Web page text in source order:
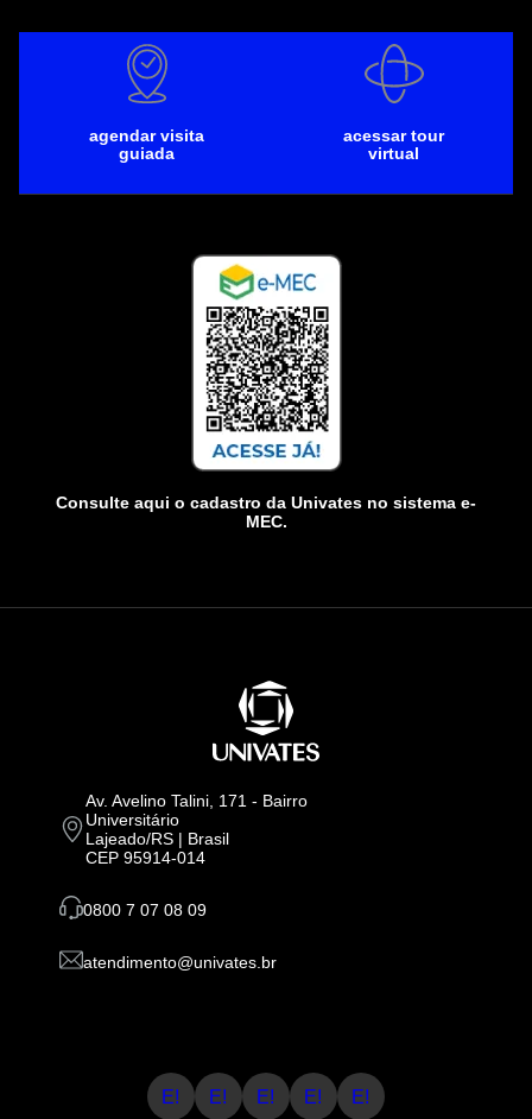
agendar visita
guiada
acessar tour
virtual
Consulte aqui o cadastro da Univates no sistema e-
MEC.
Av. Avelino Talini, 171 - Bairro
Universitário
Lajeado/RS | Brasil
CEP 95914-014
0800 7 07 08 09
atendimento@univates.br
E! E! E! E! E!